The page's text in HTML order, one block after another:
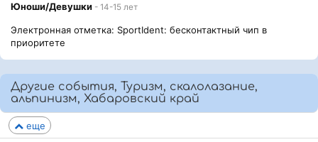
Юноши/Девушки - 14-15 лет
Электронная отметка: SportIdent: бесконтактный чип в
приоритете
Другие события, Туризм, скалолазание,
альпинизм, Хабаровский край
еще